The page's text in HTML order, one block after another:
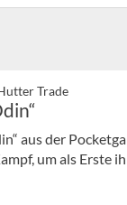
Trade
aus der
um als Erste